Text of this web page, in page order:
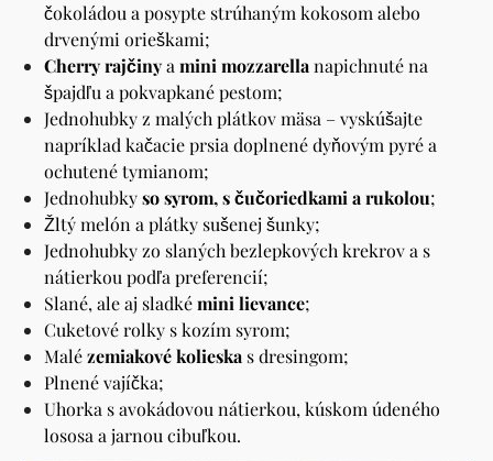
čokoládou a posypte strúhaným kokosom alebo
drvenými orieškami;
Cherry rajčinyamini mozzarellanapichnuté na
špajdľu a pokvapkané pestom;
Jednohubky z malých plátkov mäsa – vyskúšajte
napríklad kačacie prsia doplnené dyňovým pyré a
ochutené tymianom;
Jednohubkyso syrom, s čučoriedkami a rukolou;
Žltý melón a plátky sušenej šunky;
Jednohubky zo slaných bezlepkových krekrov a s
nátierkou podľa preferencií;
Slané, ale aj sladkémini lievance;
Cuketové rolky s kozím syrom;
Malézemiakové kolieska s dresingom;
Plnené vajíčka;
Uhorka s avokádovou nátierkou, kúskom údeného
lososa a jarnou cibuľkou.